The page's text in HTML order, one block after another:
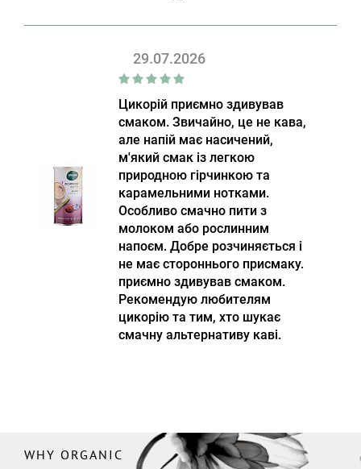
29.07.2026
Цикорій приємно здивував
смаком. Звичайно, це не кава,
але напій має насичений,
м'який смак із легкою
природною гірчинкою та
карамельними нотками.
Особливо смачно пити з
молоком або рослинним
напоєм. Добре розчиняється і
не має стороннього присмаку.
приємно здивував смаком.
Рекомендую любителям
цикорію та тим, хто шукає
смачну альтернативу каві.
WHY ORGANIC